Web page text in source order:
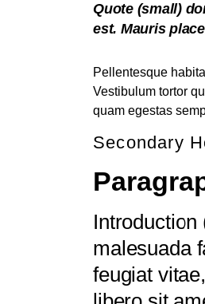
Quote (small)
est. Mauris
Pellentesque
Vestibulum tortor
quam egestas
Secondary
malesuada
feugiat